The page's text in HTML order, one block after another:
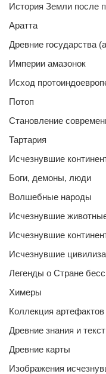
История Земли после
Аратта
Древние государства
Империи амазонок
Исход
Потоп
Становление
Тартария
Исчезнувшие
Боги, демоны, люди
Волшебные народы
Исчезнувшие
Исчезнувшие
Исчезнувшие
Легенды о Стране
Химеры
Коллекция артефактов
Древние знания и
Древние карты
Изображения